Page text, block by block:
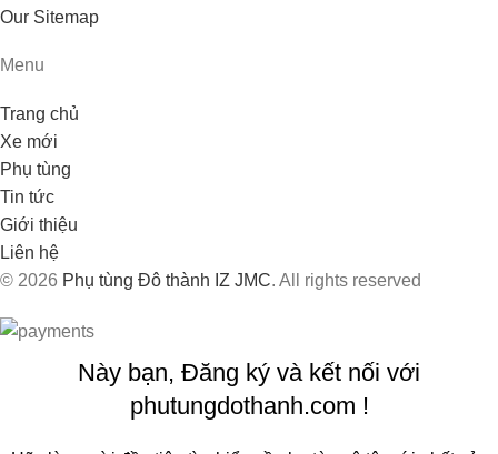
Our Sitemap
Menu
Trang chủ
Xe mới
Phụ tùng
Tin tức
Giới thiệu
Liên hệ
© 2026 Phụ tùng Đô thành IZ JMC. All rights reserved
Này bạn, Đăng ký và kết nối với
phutungdothanh.com !